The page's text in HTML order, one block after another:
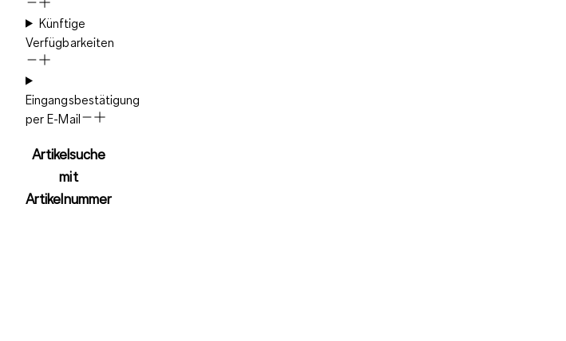
Künftige
Verfügbarkeiten
Eingangsbestätigung
per E-Mail
Artikelsuche
mit
Artikelnummer